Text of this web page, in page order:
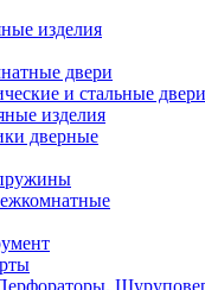
изделия
двери
и стальные двери
изделия
дверные